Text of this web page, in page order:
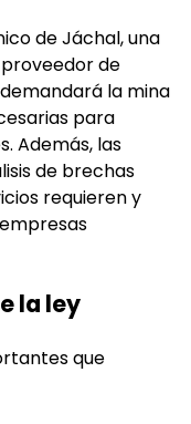
de Jáchal, una
de
la mina
para
Además, las
de brechas
requieren y
la ley
que